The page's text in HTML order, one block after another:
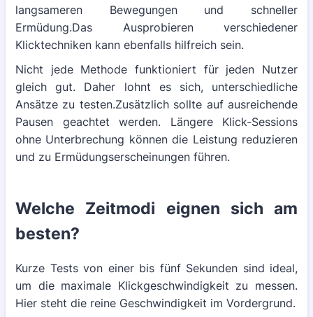
langsameren Bewegungen und schneller
Ermüdung.Das Ausprobieren verschiedener
Klicktechniken kann ebenfalls hilfreich sein.
Nicht jede Methode funktioniert für jeden Nutzer
gleich gut. Daher lohnt es sich, unterschiedliche
Ansätze zu testen.Zusätzlich sollte auf ausreichende
Pausen geachtet werden. Längere Klick-Sessions
ohne Unterbrechung können die Leistung reduzieren
und zu Ermüdungserscheinungen führen.
Welche Zeitmodi eignen sich am
besten?
Kurze Tests von einer bis fünf Sekunden sind ideal,
um die maximale Klickgeschwindigkeit zu messen.
Hier steht die reine Geschwindigkeit im Vordergrund.